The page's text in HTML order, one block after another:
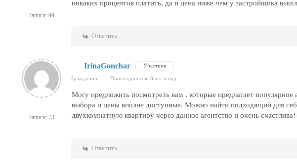
Записи: 99
никаких процентов платить, да и цена ниже чем у застройщика
Ответить
Записи: 73
IrinaGonchar Участник
Гражданин Присоединился: 8 лет назад
Могу предложить посмотреть вам , которые предлагает
выбора и цены вполне доступные. Можно найти подходящий для
двухкомнатную квартиру через данное агентство и очень счастлива!
Ответить